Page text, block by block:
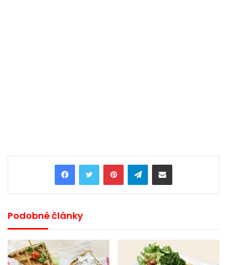
PinterestTelegramShare via Email
Podobné články